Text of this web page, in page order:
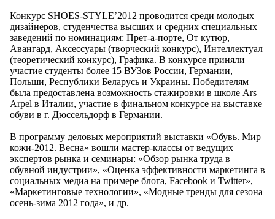
Конкурс SHOES-STYLE’2012 проводится среди молодых
дизайнеров, студенчества высших и средних специальных
заведений по номинациям: Прет-а-порте, От кутюр,
Авангард, Аксессуары (творческий конкурс), Интеллектуал
(теоретический конкурс), Графика. В конкурсе приняли
участие студенты более 15 ВУЗов России, Германии,
Польши, Республики Беларусь и Украины. Победителям
была предоставлена возможность стажировки в школе Ars
Arpel в Италии, участие в финальном конкурсе на выставке
обуви в г. Дюссельдорф в Германии.
В программу деловых мероприятий выставки «Обувь. Мир
кожи-2012. Весна» вошли мастер-классы от ведущих
экспертов рынка и семинары: «Обзор рынка труда в
обувной индустрии», «Оценка эффективности маркетинга в
социальных медиа на примере блога, Facebook и Twitter»,
«Маркетинговые технологии», «Модные тренды для сезона
осень-зима 2012 года», и др.